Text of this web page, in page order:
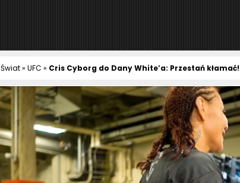
Świat» UFC » Cris Cyborg do Dany White’a: Przestań kłamać!